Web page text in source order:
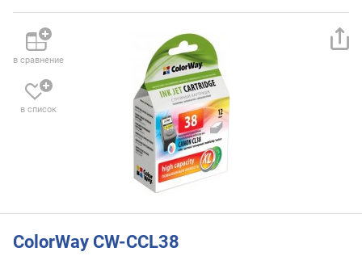
в сравнение
в список
ColorWay CW-CCL38